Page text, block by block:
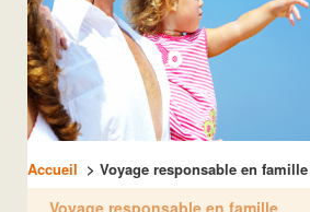
Accueil > Voyage responsable en famille
Voyage responsable en famille